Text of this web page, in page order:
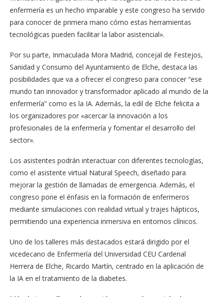
enfermería es un hecho imparable y este congreso ha servido
para conocer de primera mano cómo estas herramientas
tecnológicas pueden facilitar la labor asistencial».
Por su parte, Inmaculada Mora Madrid, concejal de Festejos,
Sanidad y Consumo del Ayuntamiento de Elche, destaca las
posibilidades que va a ofrecer el congreso para conocer “ese
mundo tan innovador y transformador aplicado al mundo de la
enfermería” como es la IA. Además, la edil de Elche felicita a
los organizadores por «acercar la innovación a los
profesionales de la enfermería y fomentar el desarrollo del
sector».
Los asistentes podrán interactuar con diferentes tecnologías,
como el asistente virtual Natural Speech, diseñado para
mejorar la gestión de llamadas de emergencia. Además, el
congreso pone el énfasis en la formación de enfermeros
mediante simulaciones con realidad virtual y trajes hápticos,
permitiendo una experiencia inmersiva en entornos clínicos.
Uno de los talleres más destacados estará dirigido por el
vicedecano de Enfermería del Universidad CEU Cardenal
Herrera de Elche, Ricardo Martín, centrado en la aplicación de
la IA en el tratamiento de la diabetes.